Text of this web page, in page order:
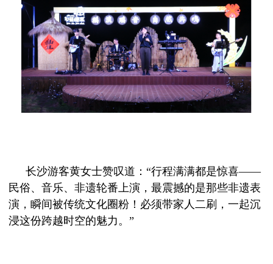
长沙游客黄女士赞叹道： “行程满满都是惊喜——
民俗、音乐、非遗轮番上演，最震撼的是那些非遗表
演，瞬间被传统文化圈粉！必须带家人二刷，一起沉
浸这份跨越时空的魅力。”